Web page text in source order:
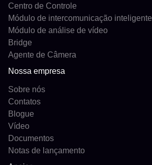
Centro de Controle
Módulo de intercomunicação inteligente
Módulo de análise de vídeo
Bridge
Agente de Câmera
Nossa empresa
Sobre nós
Contatos
Blogue
Vídeo
Documentos
Notas de lançamento